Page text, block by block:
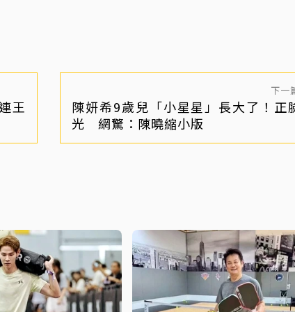
王
下一
陳妍希9歲兒「小星星」長大了！正
光 網驚：陳曉縮小版